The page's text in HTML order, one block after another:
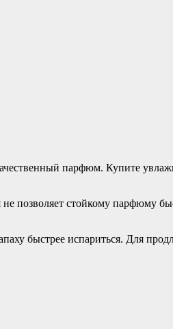
парфюм. Купите
позволяет стойкому парфюму
быстрее испариться. Для